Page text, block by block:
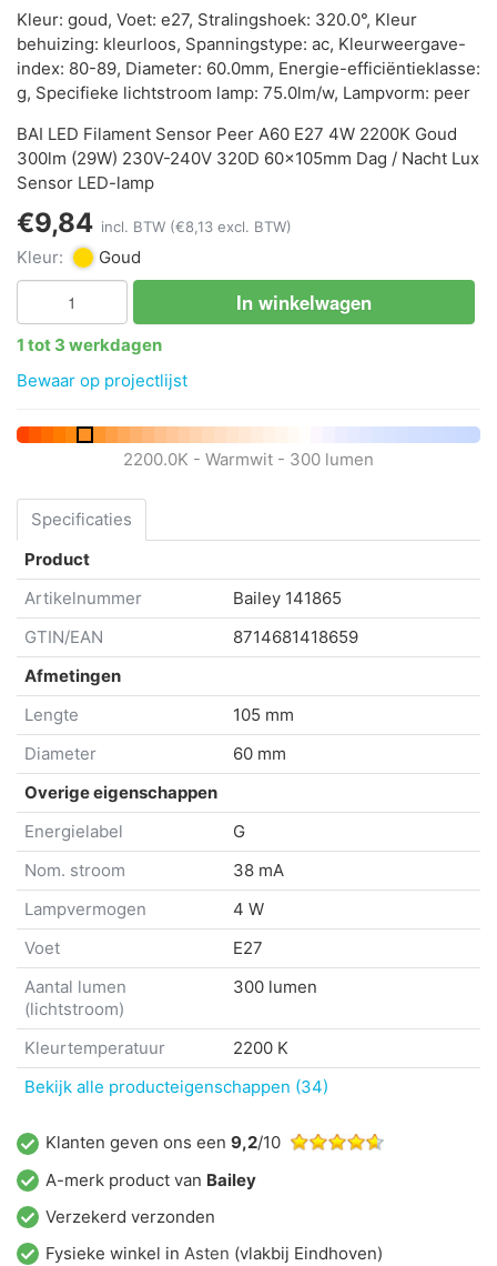
Kleur: goud, Voet: e27, Stralingshoek: 320.0°, Kleur
behuizing: kleurloos, Spanningstype: ac, Kleurweergave-
index: 80-89, Diameter: 60.0mm, Energie-efficiëntieklasse:
g, Specifieke lichtstroom lamp: 75.0lm/w, Lampvorm: peer
BAI LED Filament Sensor Peer A60 E27 4W 2200K Goud
300lm (29W) 230V-240V 320D 60x105mm Dag / Nacht Lux
Sensor LED-lamp
€9,84 incl. BTW (€8,13 excl. BTW)
Kleur: Goud
In winkelwagen
1 tot 3 werkdagen
Bewaar op projectlijst
2200.0K - Warmwit - 300 lumen
Specificaties
Product
Artikelnummer
Bailey 141865
GTIN/EAN
8714681418659
Afmetingen
Lengte
105 mm
Diameter
60 mm
Overige eigenschappen
Energielabel
G
Nom. stroom
38 mA
Lampvermogen
4 W
Voet
E27
Aantal lumen
(lichtstroom)
300 lumen
Kleurtemperatuur
2200 K
Bekijk alle producteigenschappen (34)
Klanten geven ons een 9,2/10
A-merk product van Bailey
Verzekerd verzonden
Fysieke winkel in Asten (vlakbij Eindhoven)